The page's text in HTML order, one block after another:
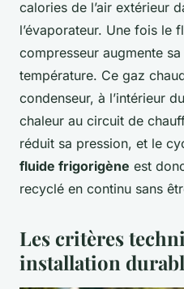
calories de l’air extérieur
l’évaporateur. Une fois le
compresseur augmente
température. Ce gaz
condenseur, à l’intérieur
chaleur au circuit de
réduit sa pression, et le
fluide frigorigène est
recyclé en continu sans
Les critères
installation